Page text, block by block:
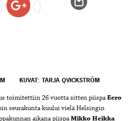
KUVAT: TARJA QVICKSTRÖM
toimitettiin 26 vuotta sitten piispaEero
seurakunta kuului vielä Helsingin
aikana piispaMikko Heikka